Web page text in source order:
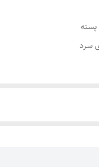
پسته
سرد